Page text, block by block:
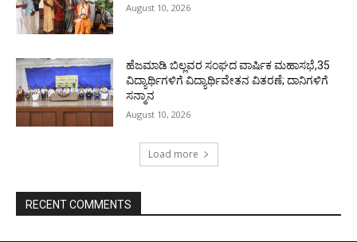
August 10, 2026
ಹೆಜಮಾಡಿ ಬಿಲ್ಲವರ ಸಂಘದ ವಾರ್ಷಿಕ ಮಹಾಸಭೆ,35
ವಿದ್ಯಾರ್ಥಿಗಳಿಗೆ ವಿದ್ಯಾರ್ಥಿವೇತನ ವಿತರಣೆ; ದಾನಿಗಳಿಗೆ
ಸನ್ಮಾನ
August 10, 2026
Load more
RECENT COMMENTS